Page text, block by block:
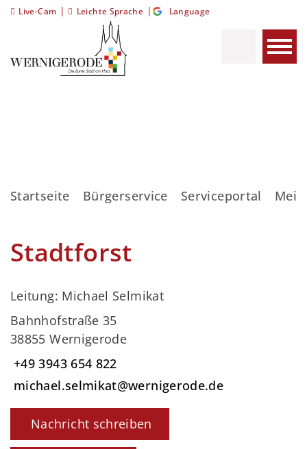
Live-Cam | Leichte Sprache | Language
Startseite Bürgerservice Serviceportal
Stadtforst
Leitung: Michael Selmikat
Bahnhofstraße 35
38855 Wernigerode
+49 3943 654 822
michael.selmikat@wernigerode.de
Nachricht schreiben